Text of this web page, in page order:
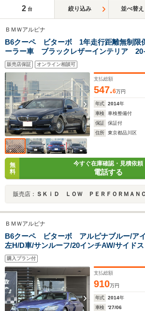
2 台 絞り込み 並べ替え
ＢＭＷアルピナ
B6クーペ ビターボ 1年走行距離無制限
ーラー車 ブラックレザーインテリア 20
ミ 右ハンドル 純正ナビ バックモニタ
フ ブレンボキャリパー
販売店保証 オンライン相談可
支払総額
547.6万円
年式 2014年
車検
車検整備付
保証
保証付
住所
東京都品川区
無
料
今すぐ在庫確認・見積依頼
電話する
販売店： ＳＫｉＤ ＬＯＷ ＰＥＲＦＯＲＭＡＮＣＥ
ＢＭＷアルピナ
B6クーペ ビターボ アルピナブルー/ア
左H/D車/サンルーフ/20インチAW/サイドス
プ/harmankardonスピーカー/ソフトクロー
付きPシート/シートヒーター&ベンチレー
コ&レーダー
購入プラン付
支払総額
910万円
年式 2014年
車検
'27/06